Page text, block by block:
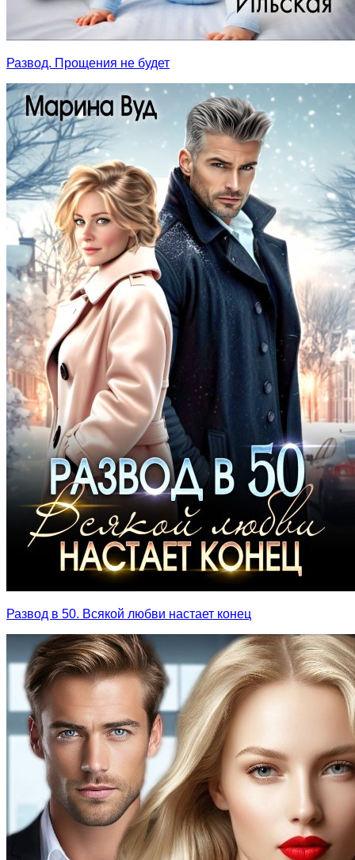
Развод. Прощения не будет
Развод в 50. Всякой любви настает конец